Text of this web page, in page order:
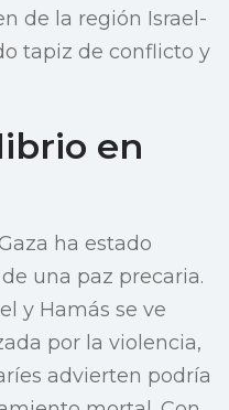
de la región Israel-
tapiz de conflicto y
en
ha estado
una paz precaria.
y Hamás se ve
por la violencia,
advierten podría